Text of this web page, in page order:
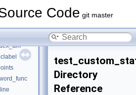
Code git master
Directory
Reference